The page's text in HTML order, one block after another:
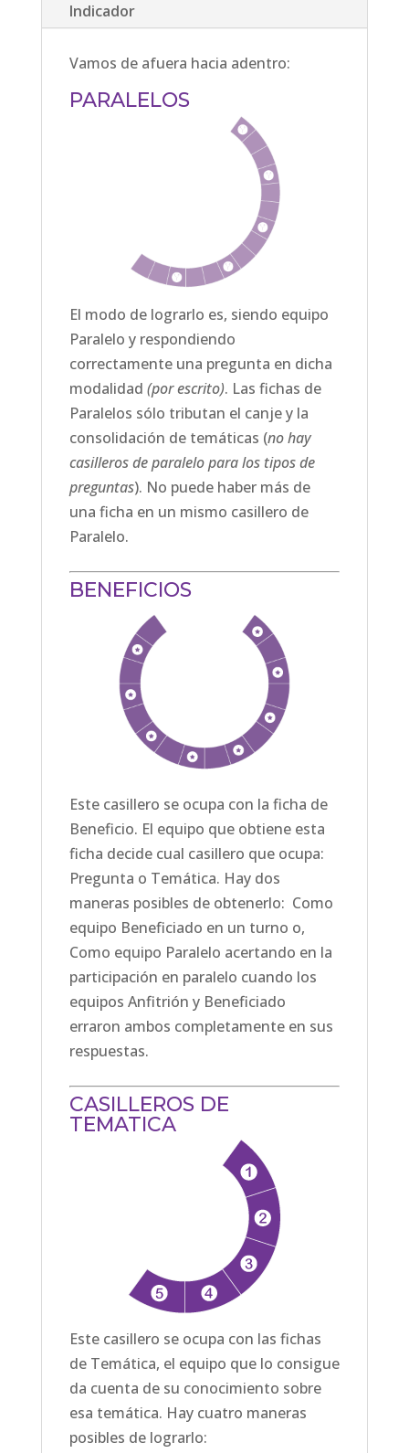
Indicador
Vamos de afuera hacia adentro:
PARALELOS
El modo de lograrlo es, siendo equipo
Paralelo y respondiendo
correctamente una pregunta en dicha
modalidad (por escrito). Las fichas de
Paralelos sólo tributan el canje y la
consolidación de temáticas (no hay
casilleros de paralelo para los tipos de
preguntas). No puede haber más de
una ficha en un mismo casillero de
Paralelo.
BENEFICIOS
Este casillero se ocupa con la ficha de
Beneficio. El equipo que obtiene esta
ficha decide cual casillero que ocupa:
Pregunta o Temática. Hay dos
maneras posibles de obtenerlo: Como
equipo Beneficiado en un turno o,
Como equipo Paralelo acertando en la
participación en paralelo cuando los
equipos Anfitrión y Beneficiado
erraron ambos completamente en sus
respuestas.
CASILLEROS DE
TEMATICA
Este casillero se ocupa con las fichas
de Temática, el equipo que lo consigue
da cuenta de su conocimiento sobre
esa temática. Hay cuatro maneras
posibles de lograrlo: